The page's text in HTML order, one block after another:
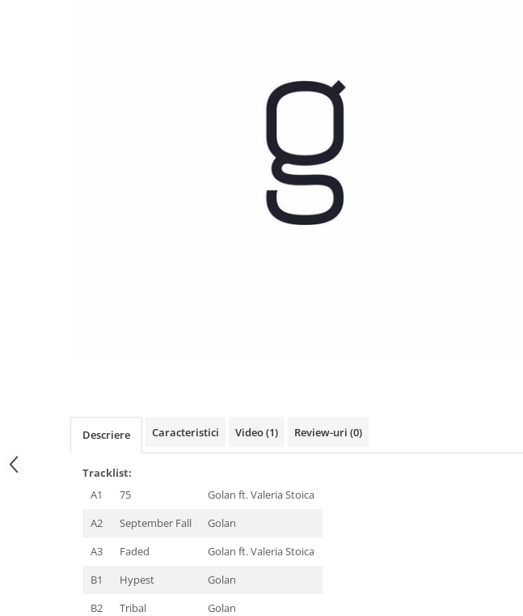
Descriere Caracteristici Video(1) Review-uri (0)
Tracklist:
A1
75
Golan ft. Valeria Stoica
A2
September Fall
Golan
A3
Faded
Golan ft. Valeria Stoica
B1
Hypest
Golan
B2
Tribal
Golan